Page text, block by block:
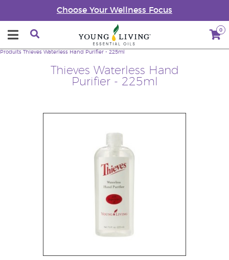
Choose Your Wellness Focus
0
Thieves Waterless Hand
Purifier - 225ml
Produits Thieves Waterless Hand Purifier - 225ml